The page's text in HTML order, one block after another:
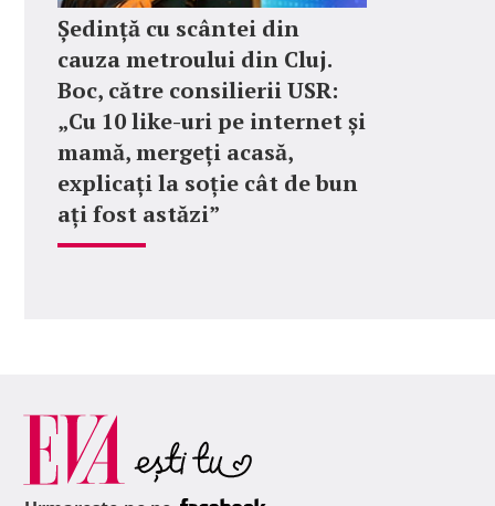
Ședință cu scântei din
cauza metroului din Cluj.
Boc, către consilierii USR:
„Cu 10 like-uri pe internet și
mamă, mergeți acasă,
explicați la soție cât de bun
ați fost astăzi”